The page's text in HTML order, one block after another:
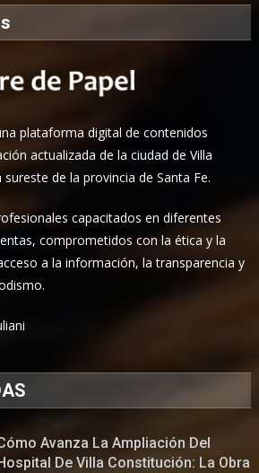
plataforma digital de contenidos
actualizada de la ciudad de Villa
de la provincia de Santa Fe.
capacitados en diferentes
comprometidos con la ética y la
a la información, la transparencia y
Avanza La Ampliación Del
Hospital De Villa Constitución: La Obra